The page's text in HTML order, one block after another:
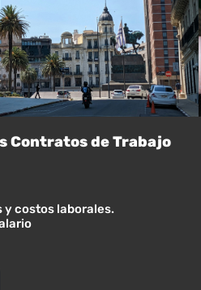
Contratos de Trabajo
y costos laborales.